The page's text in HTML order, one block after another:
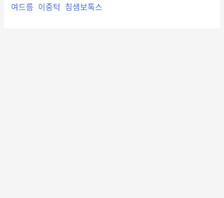
여드름 이중턱 침샘보톡스